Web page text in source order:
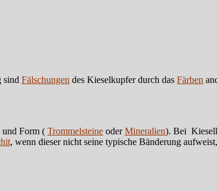
sind Fälschungen des Kieselkupfer durch das Färben
und Form ( Trommelsteine oderMineralien). Bei
, wenn dieser nicht seine typische Bänderung